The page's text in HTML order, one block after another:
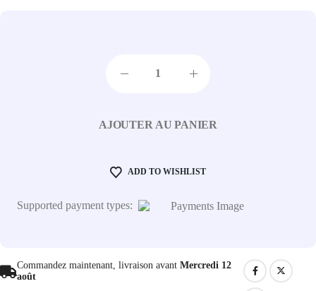
AJOUTER AU PANIER
ADD TO WISHLIST
Supported payment types:
Commandez maintenant, livraison avant Mercredi 12
août